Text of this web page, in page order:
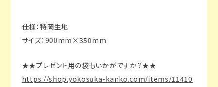
仕様：特岡生地
サイズ：900mm×350mm
★★プレゼント用の袋もいかがですか？★★
https://shop.yokosuka-kanko.com/items/11410